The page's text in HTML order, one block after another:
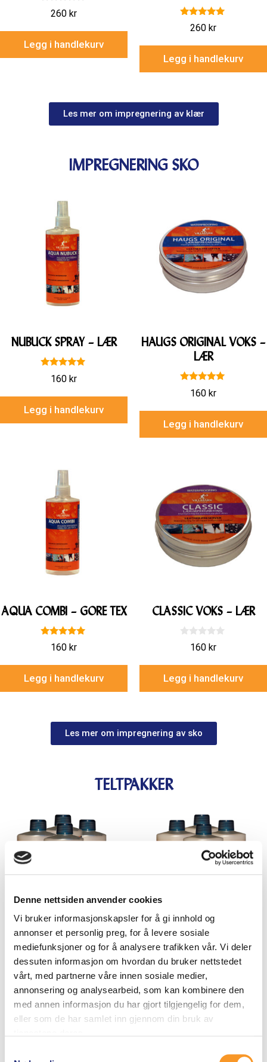
Denne nettsiden anvender cookies
Vi bruker informasjonskapsler for å gi innhold og
annonser et personlig preg, for å levere sosiale
mediefunksjoner og for å analysere trafikken vår. Vi deler
dessuten informasjon om hvordan du bruker nettstedet
vårt, med partnerne våre innen sosiale medier,
annonsering og analysearbeid, som kan kombinere den
med annen informasjon du har gjort tilgjengelig for dem,
eller som de har samlet inn gjennom din bruk av
5
260 kr
Legg i handlekurv
5.00
av 5
260 kr
Legg i handlekurv
Les mer om impregnering av klær
IMPREGNERING SKO
NUBUCK SPRAY – LÆR
5.00
av 5
160 kr
Legg i handlekurv
HAUGS ORIGINAL VOKS –
LÆR
5.00
av 5
160 kr
Legg i handlekurv
AQUA COMBI – GORE TEX
5.00
av 5
160 kr
Legg i handlekurv
CLASSIC VOKS – LÆR
5
160 kr
Legg i handlekurv
Les mer om impregnering av sko
TELTPAKKER
TELTIMPREGNERING –
EXTREME WASH-IN –
GORE TEX
TELTIMPREGNERING –
NATURE WASH-IN –
BOMULL/ULL